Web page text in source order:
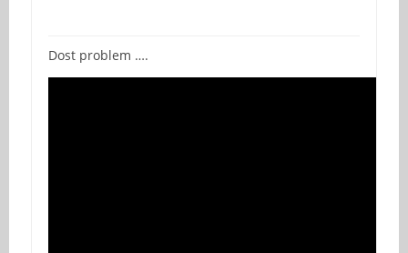
Dost problem ….